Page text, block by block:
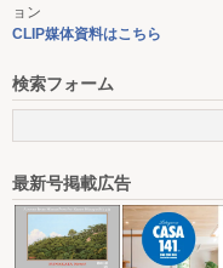
ョン
CLIP媒体資料はこちら
検索フォーム
最新号掲載広告